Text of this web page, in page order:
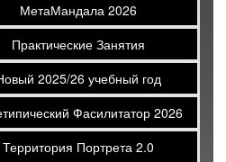
МетаМандала 2026
Практические Занятия
2025/26 учебный год
Фасилитатор 2026
Территория Портрета 2.0